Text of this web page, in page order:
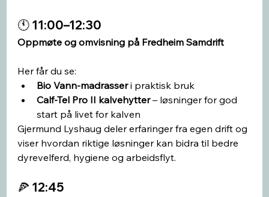
🕚 11:00–12:30
Oppmøte og omvisning på Fredheim Samdrift
Her får du se:
Bio Vann-madrasser i praktisk bruk
Calf-Tel Pro II kalvehytter – løsninger for god
start på livet for kalven
Gjermund Lyshaug deler erfaringer fra egen drift og
viser hvordan riktige løsninger kan bidra til bedre
dyrevelferd, hygiene og arbeidsflyt.
🍕 12:45